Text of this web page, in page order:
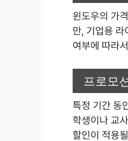
윈도우의 가
만, 기업용
여부에 따라
프로모
특정 기간 동
학생이나 교
할인이 적용